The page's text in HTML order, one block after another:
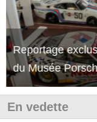
Reportage
du Musée
En vedette